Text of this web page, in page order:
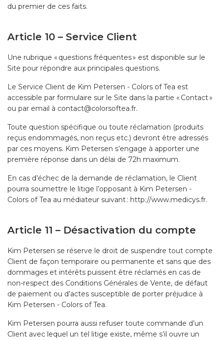
du premier de ces faits.
Article 10 – Service Client
Une rubrique « questions fréquentes » est disponible sur le
Site pour répondre aux principales questions.
Le Service Client de Kim Petersen - Colors of Tea est
accessible par formulaire sur le Site dans la partie « Contact »
ou par email à contact@colorsoftea.fr.
Toute question spécifique ou toute réclamation (produits
reçus endommagés, non reçus etc.) devront être adressés
par ces moyens. Kim Petersen s’engage à apporter une
première réponse dans un délai de 72h maximum.
En cas d’échec de la demande de réclamation, le Client
pourra soumettre le litige l’opposant à Kim Petersen -
Colors of Tea au médiateur suivant : http://www.medicys.fr.
Article 11 – Désactivation du compte
Kim Petersen se réserve le droit de suspendre tout compte
Client de façon temporaire ou permanente et sans que des
dommages et intérêts puissent être réclamés en cas de
non-respect des Conditions Générales de Vente, de défaut
de paiement ou d’actes susceptible de porter préjudice à
Kim Petersen - Colors of Tea.
Kim Petersen pourra aussi refuser toute commande d’un
Client avec lequel un tel litige existe, même s’il ouvre un